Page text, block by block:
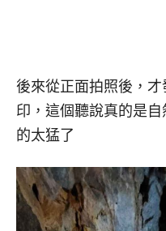
後來從正面拍照後，
印，這個聽說真的是
的太猛了